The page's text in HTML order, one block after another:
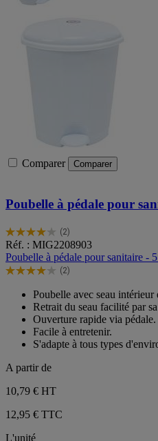
Comparer Comparer
Poubelle à pédale pour
(2)
4.0
sur
5
étoiles.
avis
Réf. : MIG2208903
Poubelle à pédale pour sanitaire -
(2)
4.0
étoiles.
avis
Poubelle avec seau intérieur
Retrait du seau facilité par
Ouverture rapide via pédale.
Facile à entretenir.
S'adapte à tous types
A partir de
10,79 € HT
12,95 € TTC
L'unité